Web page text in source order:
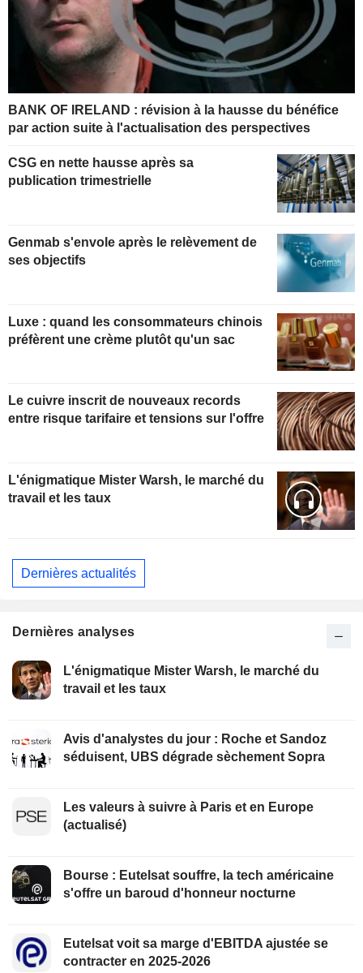
BANK OF IRELAND : révision à la hausse du bénéfice
par action suite à l'actualisation des perspectives
CSG en nette hausse après sa
publication trimestrielle
Genmab s'envole après le relèvement de
ses objectifs
Luxe : quand les consommateurs chinois
préfèrent une crème plutôt qu'un sac
Le cuivre inscrit de nouveaux records
entre risque tarifaire et tensions sur l'offre
L'énigmatique Mister Warsh, le marché du
travail et les taux
Dernières actualités
Dernières analyses
L'énigmatique Mister Warsh, le marché du
travail et les taux
Avis d'analystes du jour : Roche et Sandoz
séduisent, UBS dégrade sèchement Sopra
Les valeurs à suivre à Paris et en Europe
(actualisé)
Bourse : Eutelsat souffre, la tech américaine
s'offre un baroud d'honneur nocturne
Eutelsat voit sa marge d'EBITDA ajustée se
contracter en 2025-2026